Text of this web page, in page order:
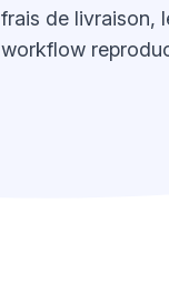
frais de livraison,
workflow